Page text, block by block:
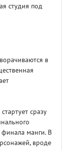
студия под
в
сразу
финала манги. В
вроде